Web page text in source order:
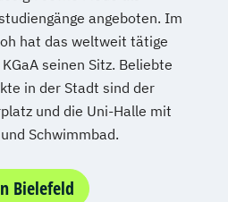
angeboten. Im
hat das weltweit tätige
seinen Sitz. Beliebte
in der Stadt sind der
und die Uni-Halle mit
Schwimmbad.
Bielefeld